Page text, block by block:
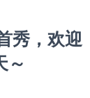
秀，欢迎
～